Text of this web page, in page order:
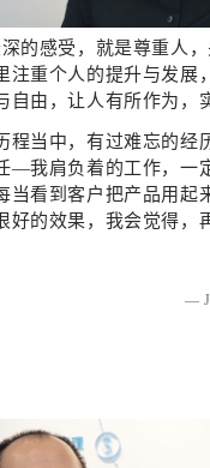
的感受，就是尊重人
注重个人的提升与发展
自由，让人有所作为，
程当中，有过难忘的经
—我肩负着的工作，一
当看到客户把产品用起
好的效果，我会觉得，